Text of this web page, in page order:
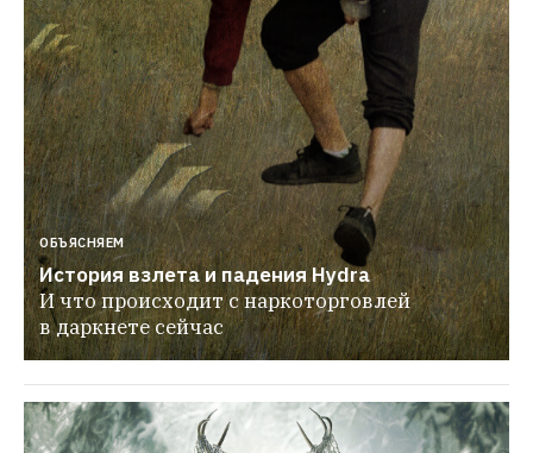
ОБЪЯСНЯЕМ
История взлета и падения Hydra
И что происходит с наркоторговлей
в даркнете сейчас